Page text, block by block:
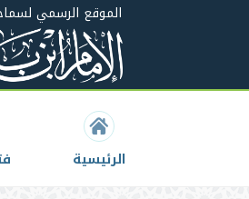
الموقع الرسمي
الرئيسية